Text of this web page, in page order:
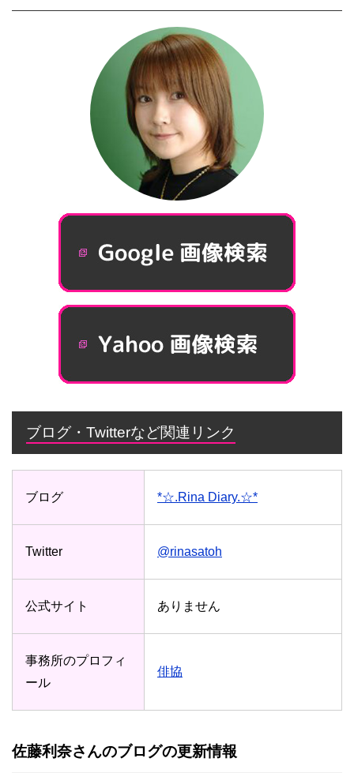
ブログ・Twitterなど関連リンク
ブログ *☆.Rina Diary.☆*
Twitter @rinasatoh
公式サイト ありません
事務所のプロフィ
ール
俳協
佐藤利奈さんのブログの更新情報